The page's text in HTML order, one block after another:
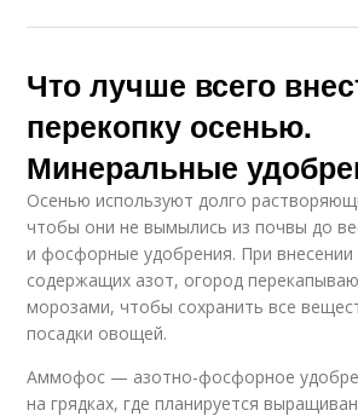
Что лучше всего
перекопку осенью.
Минеральные
Осенью используют долго
чтобы они не вымылись из почвы до
и фосфорные удобрения. При внесении
содержащих азот, огород
морозами, чтобы сохранить все
посадки овощей.
Аммофос — азотно-фосфорное
на грядках, где планируется